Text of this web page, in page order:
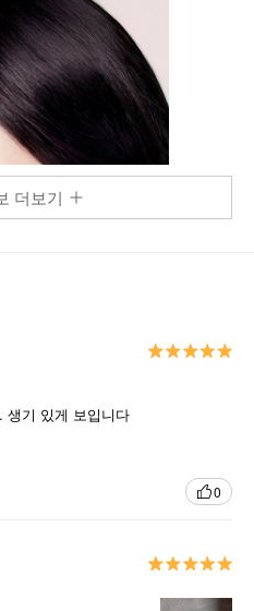
더보기
아서 좋습니다. 생기 있게 보입니다
0